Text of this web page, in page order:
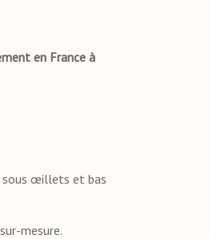
en France à
sous œillets et bas
mesure.